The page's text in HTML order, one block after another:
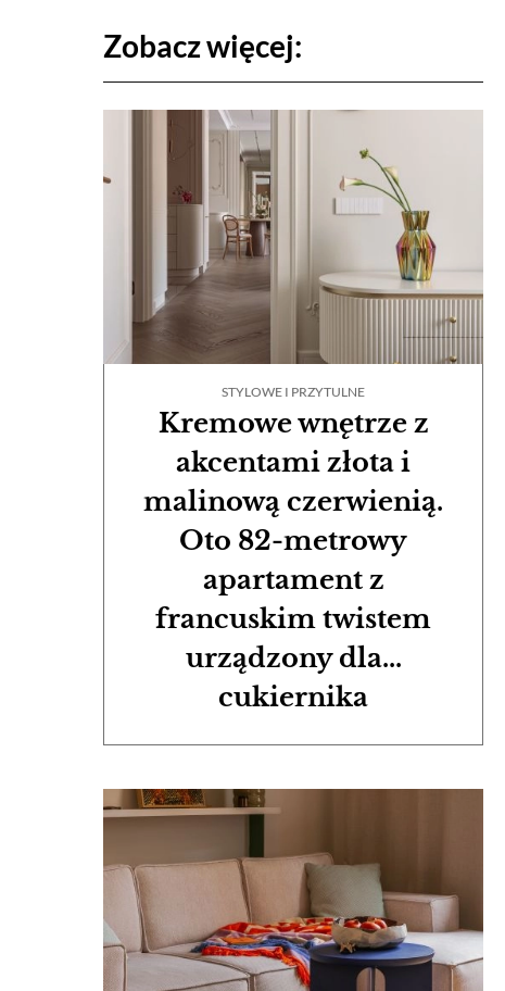
Zobacz więcej:
STYLOWE I PRZYTULNE
Kremowe wnętrze z
akcentami złota i
malinową czerwienią.
Oto 82-metrowy
apartament z
francuskim twistem
urządzony dla...
cukiernika